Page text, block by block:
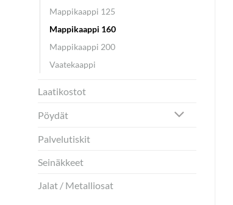
Mappikaappi 125
Mappikaappi 160
Mappikaappi 200
Vaatekaappi
Laatikostot
Pöydät
Palvelutiskit
Seinäkkeet
Jalat / Metalliosat